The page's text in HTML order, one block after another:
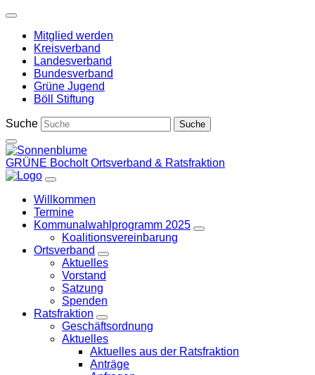
Weiter
Inhalt
Mitglied werden
Kreisverband
Landesverband
Bundesverband
Grüne Jugend
Böll Stiftung
Suche
GRÜNE BocholtOrtsverband & Ratsfraktion
Willkommen
Termine
Kommunalwahlprogramm 2025
Zeige
Koalitionsvereinbarung
Ortsverband
Zeige
Untermenü
Aktuelles
Vorstand
Satzung
Spenden
Ratsfraktion
Zeige
Untermenü
Geschäftsordnung
Aktuelles
Aktuelles aus der Ratsfraktion
Anträge